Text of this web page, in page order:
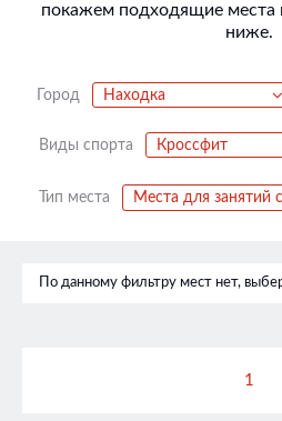
покажем подходящие места
ниже.
Город Находка
Виды спорта Кроссфит
Тип места
По данному фильтру мест нет,
1